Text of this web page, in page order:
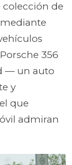
de
356
— un auto
y
que
admiran